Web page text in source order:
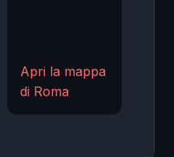
Apri la mappa
di Roma